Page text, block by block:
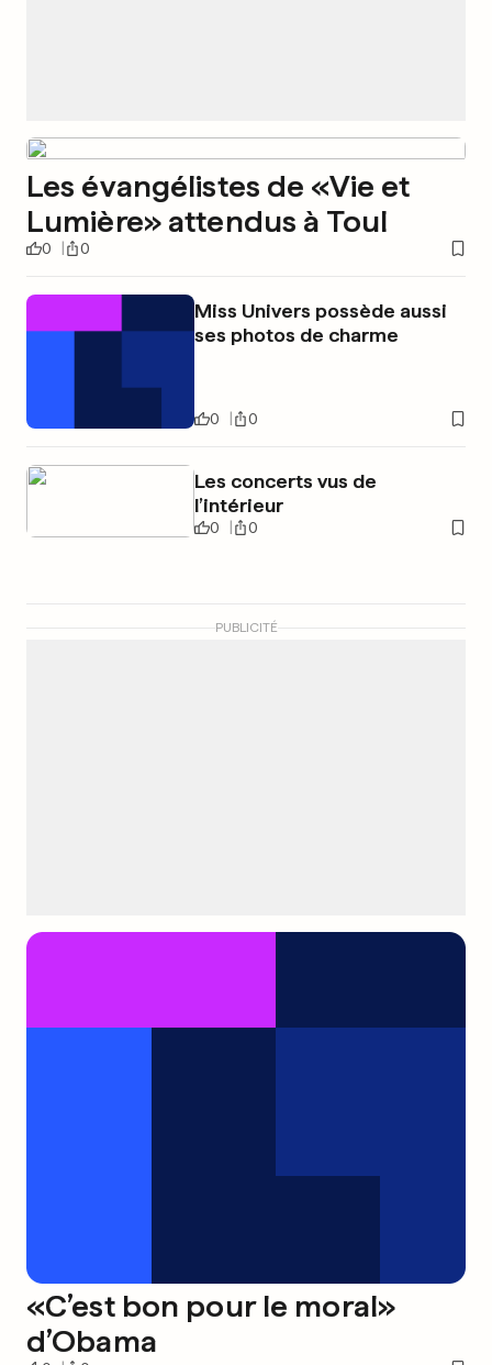
Les évangélistes de «Vie et
Lumière» attendus à Toul
0 0
Miss Univers possède aussi
ses photos de charme
0 0
Les concerts vus de
l’intérieur
0 0
PUBLICITÉ
«C’est bon pour le moral»
d’Obama